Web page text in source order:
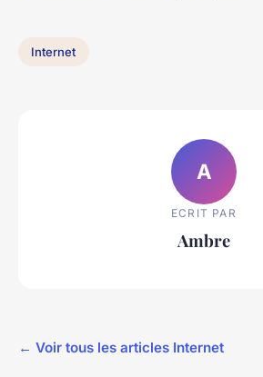
Internet
A
ECRIT PAR
Ambre
← Voir tous les articles Internet